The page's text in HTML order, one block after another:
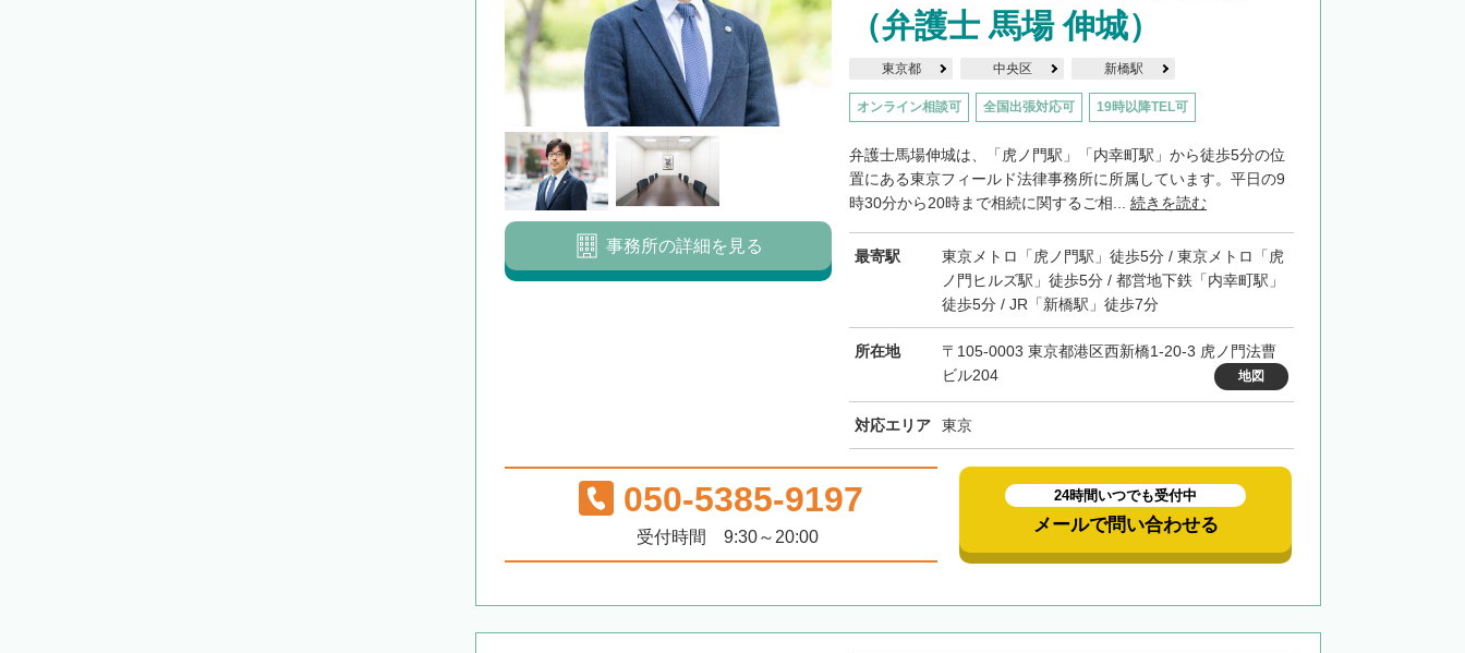
（弁護士 馬場 伸城）
東京都 中央区 新橋駅
オンライン相談可 全国出張対応可 19時以降TEL可
弁護士馬場伸城は、「虎ノ門駅」「内幸町駅」から徒歩5分の位
置にある東京フィールド法律事務所に所属しています。平日の9
時30分から20時まで相続に関するご相... 続きを読む
最寄駅
東京メトロ「虎ノ門駅」徒歩5分 / 東京メトロ「虎
ノ門ヒルズ駅」徒歩5分 / 都営地下鉄「内幸町駅」
徒歩5分 / JR「新橋駅」徒歩7分
所在地
〒105-0003 東京都港区西新橋1-20-3 虎ノ門法曹
ビル204
地図
対応エリア 東京
事務所の詳細を見る
050-5385-9197
受付時間 9:30～20:00
24時間いつでも受付中
メールで問い合わせる